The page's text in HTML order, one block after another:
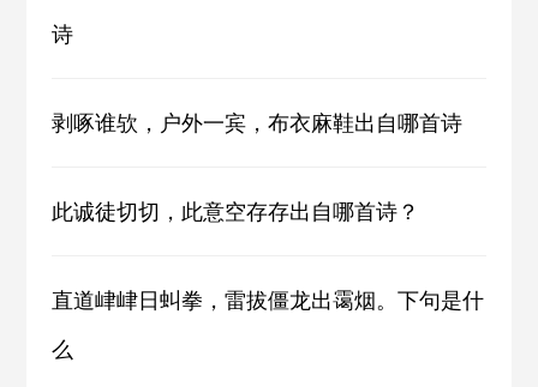
诗
剥啄谁欤，户外一宾，布衣麻鞋出自哪首诗
此诚徒切切，此意空存存出自哪首诗？
直道峍峍日虯拳，雷拔僵龙出霭烟。下句是什
么